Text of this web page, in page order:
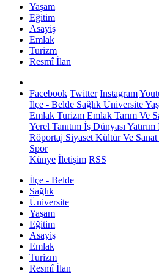
Yaşam
Eğitim
Asayiş
Emlak
Turizm
Resmî İlan
Facebook Twitter Instagram
İlçe - Belde Sağlık Üniversite
Emlak Turizm Emlak Tarım Ve
Yerel Tanıtım İş Dünyası Yatırım
Röportaj Siyaset Kültür Ve Sanat
Spor
Künye İletişim RSS
İlçe - Belde
Sağlık
Üniversite
Yaşam
Eğitim
Asayiş
Emlak
Turizm
Resmî İlan